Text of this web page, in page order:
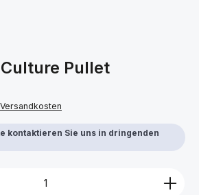
Pullet
kontaktieren Sie uns in dringenden
Gib den gewünschten Wert ein